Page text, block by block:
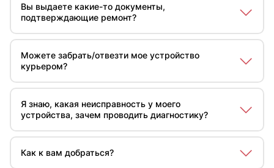
Вы выдаете какие-то документы,
подтверждающие ремонт?
Да, мы предоставляем гарантийный сертификат на
исполненные работы и установленные
комплектующие детали, который заверяет, что
ремонт был выполнен в нашей мастерской Zanussi.
Можете забрать/отвезти мое устройство
курьером?
Да, доставка курьером осуществляется бесплатно в
черте города. Стоимость доставки изменяется в
зависимости от вашего местоположения.
Я знаю, какая неисправность у моего
устройства, зачем проводить диагностику?
Диагностика требуется для тщательного анализа
устройства на предмет скрытых дефектов, которые
могут появиться в результате основного дефекта, а
Как к вам добраться?